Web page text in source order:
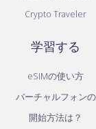
Crypto Traveler
学習する
eSIMの使い方
バーチャルフォンの
開始方法は？